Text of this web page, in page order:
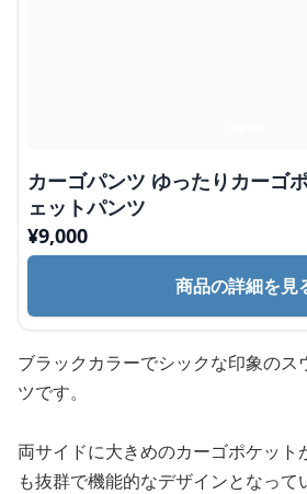
カーゴパンツ ゆったりカーゴポケット付きスウ
ェットパンツ
¥9,000
商品の詳細を見
ブラックカラーでシックな印象のス
ツです。
両サイドに大きめのカーゴポケット
も抜群で機能的なデザインとなって